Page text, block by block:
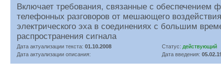
Включает требования, связанные с обеспечением
телефонных разговоров от мешающего
электрического эха в соединениях с большим
распространения сигнала
Дата актуализации текста: 01.10.2008 Статус: действующий
Дата актуализации описания:
Дата введения: